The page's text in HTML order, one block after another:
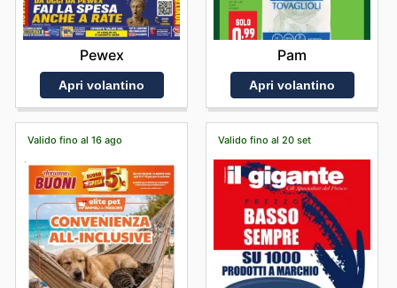
Pewex
Apri volantino
Pam
Apri volantino
Valido fino al 16 ago Valido fino al 20 set